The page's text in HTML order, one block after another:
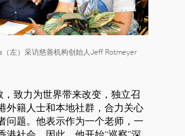
左）采访慈善机构创始人Jeff Rotmeyer
致力为世界带来改变，独立召
外籍人士和本地社群，合力关心
问题。他表示作为一个老师，一